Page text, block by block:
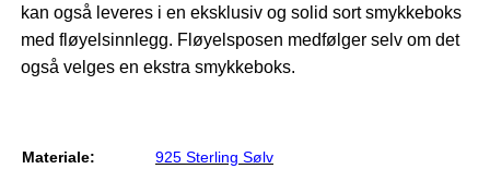
kan også leveres i en eksklusiv og solid sort smykkeboks
med fløyelsinnlegg. Fløyelsposen medfølger selv om det
også velges en ekstra smykkeboks.
Materiale: 925 Sterling Sølv